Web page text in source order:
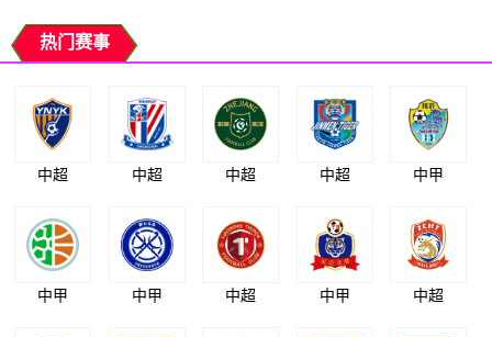
热门赛事
中超 中超 中超 中超 中甲
中甲 中甲 中超 中甲 中超